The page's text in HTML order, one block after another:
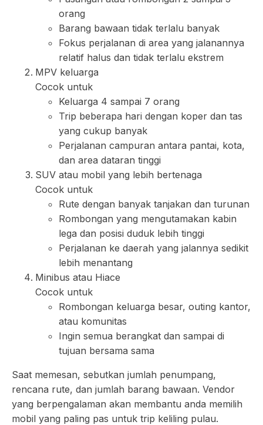
orang
Barang bawaan tidak terlalu banyak
Fokus perjalanan di area yang jalanannya
relatif halus dan tidak terlalu ekstrem
MPV keluarga
Cocok untuk
Keluarga 4 sampai 7 orang
Trip beberapa hari dengan koper dan tas
yang cukup banyak
Perjalanan campuran antara pantai, kota,
dan area dataran tinggi
SUV atau mobil yang lebih bertenaga
Cocok untuk
Rute dengan banyak tanjakan dan turunan
Rombongan yang mengutamakan kabin
lega dan posisi duduk lebih tinggi
Perjalanan ke daerah yang jalannya sedikit
lebih menantang
Minibus atau Hiace
Cocok untuk
Rombongan keluarga besar, outing kantor,
atau komunitas
Ingin semua berangkat dan sampai di
tujuan bersama sama
Saat memesan, sebutkan jumlah penumpang,
rencana rute, dan jumlah barang bawaan. Vendor
yang berpengalaman akan membantu anda memilih
mobil yang paling pas untuk trip keliling pulau.